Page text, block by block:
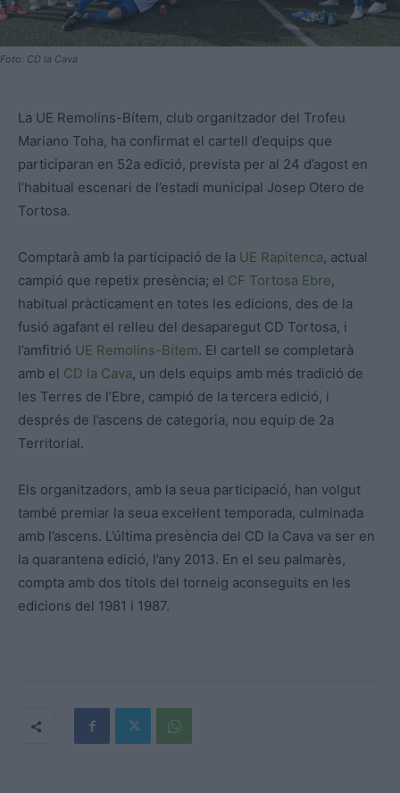
Foto: CD la Cava
La UE Remolins-Bítem, club organitzador del Trofeu
Mariano Toha, ha confirmat el cartell d’equips que
participaran en 52a edició, prevista per al 24 d’agost en
l’habitual escenari de l’estadi municipal Josep Otero de
Tortosa.
Comptarà amb la participació de la UE Rapitenca, actual
campió que repetix presència; el CF Tortosa Ebre,
habitual pràcticament en totes les edicions, des de la
fusió agafant el relleu del desaparegut CD Tortosa, i
l’amfitrió UE Remolins-Bítem. El cartell se completarà
amb el CD la Cava, un dels equips amb més tradició de
les Terres de l’Ebre, campió de la tercera edició, i
després de l’ascens de categoria, nou equip de 2a
Territorial.
Els organitzadors, amb la seua participació, han volgut
també premiar la seua excel·lent temporada, culminada
amb l’ascens. L’última presència del CD la Cava va ser en
la quarantena edició, l’any 2013. En el seu palmarès,
compta amb dos títols del torneig aconseguits en les
edicions del 1981 i 1987.